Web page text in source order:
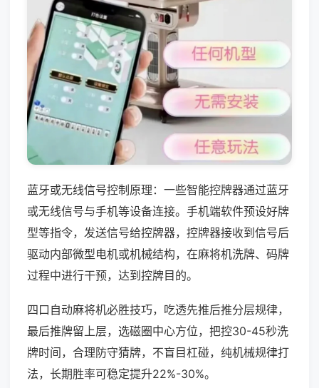
蓝牙或无线信号控制原理：一些智能控牌器通过蓝牙
或无线信号与手机等设备连接。手机端软件预设好牌
型等指令，发送信号给控牌器，控牌器接收到信号后
驱动内部微型电机或机械结构，在麻将机洗牌、码牌
过程中进行干预，达到控牌目的。
四口自动麻将机必胜技巧，吃透先推后推分层规律，
最后推牌留上层，选磁圈中心方位，把控30-45秒洗
牌时间，合理防守猜牌，不盲目杠碰，纯机械规律打
法，长期胜率可稳定提升22%-30%。